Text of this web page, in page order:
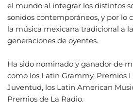
el mundo al integrar los distintos
sonidos contemporáneos, y por lo
la música mexicana tradicional a
generaciones de oyentes.
Ha sido nominado y ganador de
como los Latin Grammy, Premios
Juventud, los Latin American
Premios de La Radio.